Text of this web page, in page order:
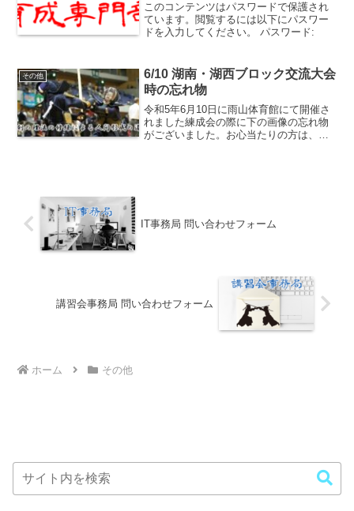
このコンテンツはパスワードで保護され
ています。閲覧するには以下にパスワー
ドを入力してください。 パスワード:
その他
6/10 湖南・湖西ブロック交流大会
時の忘れ物
令和5年6月10日に雨山体育館にて開催さ
れました練成会の際に下の画像の忘れ物
がございました。お心当たりの方は、専
IT事務局 問い合わせフォーム
講習会事務局 問い合わせフォーム
ホーム その他